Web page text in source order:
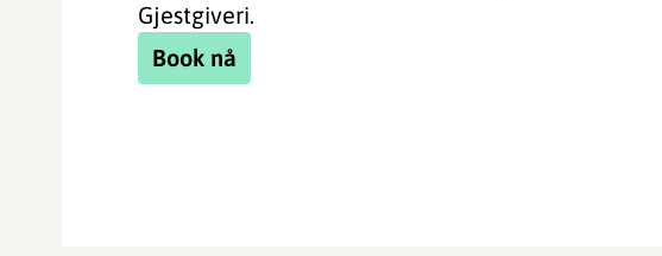
Gjestgiveri.
Book nå